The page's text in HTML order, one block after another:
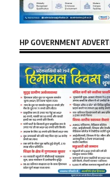
HP GOVERNMENT